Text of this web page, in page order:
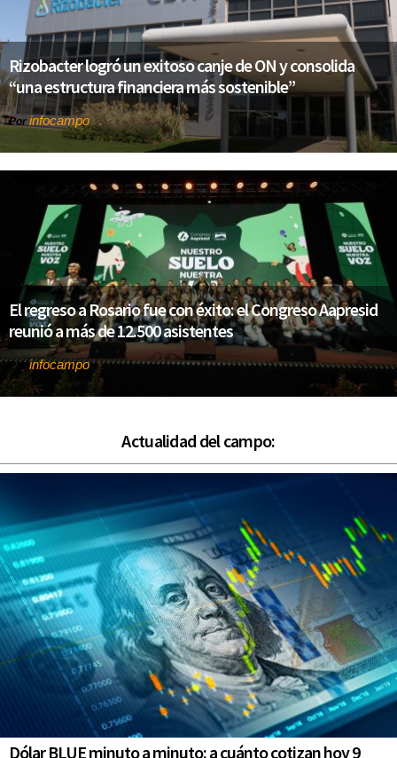
Rizobacter logró un exitoso canje de ON y consolida
“una estructura financiera más sostenible”
Por infocampo
El regreso a Rosario fue con éxito: el Congreso Aapresid
reunió a más de 12.500 asistentes
Por infocampo
Actualidad del campo:
Dólar BLUE minuto a minuto: a cuánto cotizan hoy 9